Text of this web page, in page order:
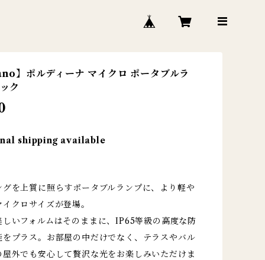
】ポルディーナ マイクロ ポータブルラ
ク
shipping available
を上質に照らすポータブルランプに、より軽や
クロサイズが登場。
いフォルムはそのままに、IP65等級の高度な防
プラス。お部屋の中だけでなく、テラスやバル
外でも安心して贅沢な光をお楽しみいただけま